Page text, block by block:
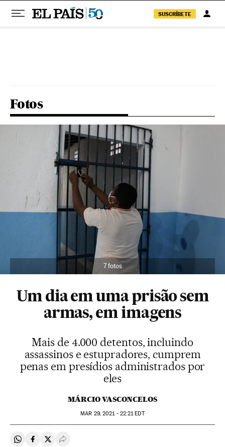
SUSCRÍBETE
Fotos
7 fotos
Um dia em uma prisão sem
armas, em imagens
Mais de 4.000 detentos, incluindo
assassinos e estupradores, cumprem
penas em presídios administrados por
eles
MÁRCIO VASCONCELOS
MAR 29, 2021 - 22:21EDT
Compartir en Whatsapp
Compartir en Facebook
Compartir en Twitter
Desplegar Redes Sociales